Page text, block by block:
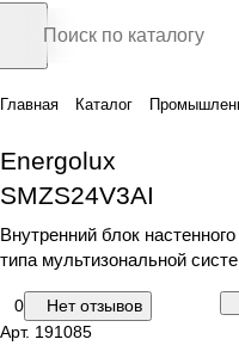
Главная Каталог
Energolux
SMZS24V3AI
Внутренний блок настенного
типа мультизональной
0
Нет отзывов
Арт. 191085